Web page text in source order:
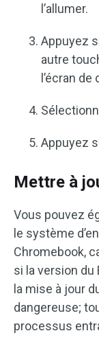
l’allumer.
Appuyez
autre
l’écran
Appuyez
Mettre à
Vous pouvez
le système
Chromebook,
si la version du
la mise à jour
dangereuse;
processus